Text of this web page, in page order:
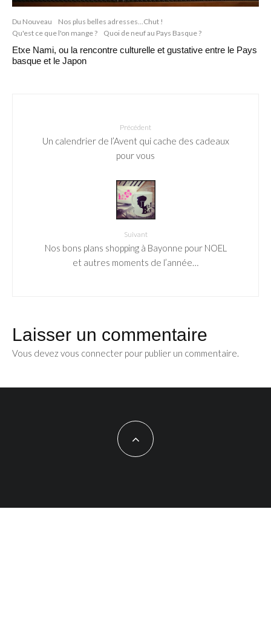
Du Nouveau
Nos plus belles adresses...Chut !
Qu'est ce que l'on mange ?
Quoi de neuf au Pays Basque ?
Etxe Nami, ou la rencontre culturelle et gustative entre le Pays
basque et le Japon
Précédent
Un calendrier de l’Avent qui cache des cadeaux
pour vous
Suivant
Nos bons plans shopping à Bayonne pour NOEL
et autres moments de l’année…
Laisser un commentaire
Vous devez vous connecter pour publier un commentaire.